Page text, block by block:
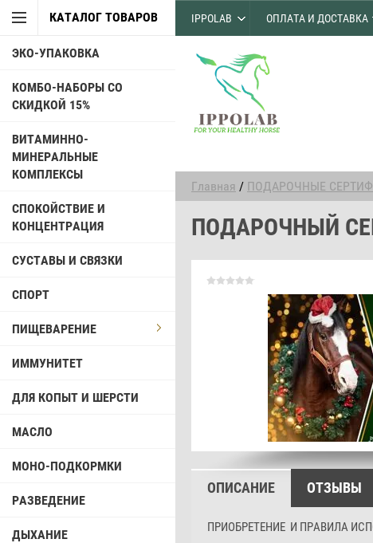
КАТАЛОГ ТОВАРОВ
ЭКО-УПАКОВКА
КОМБО-НАБОРЫ СО
СКИДКОЙ 15%
ВИТАМИННО-
МИНЕРАЛЬНЫЕ
КОМПЛЕКСЫ
СПОКОЙСТВИЕ И
КОНЦЕНТРАЦИЯ
СУСТАВЫ И СВЯЗКИ
СПОРТ
ПИЩЕВАРЕНИЕ
ИММУНИТЕТ
ДЛЯ КОПЫТ И ШЕРСТИ
МАСЛО
МОНО-ПОДКОРМКИ
РАЗВЕДЕНИЕ
ДЫХАНИЕ
IPPOLAB ОПЛАТА И ДОСТАВКА
Главная / ПОДАРОЧНЫЕ
ПОДАРОЧНЫЙ
ОПИСАНИЕ ОТЗЫВЫ
ПРИОБРЕТЕНИЕ И ПРАВИЛА